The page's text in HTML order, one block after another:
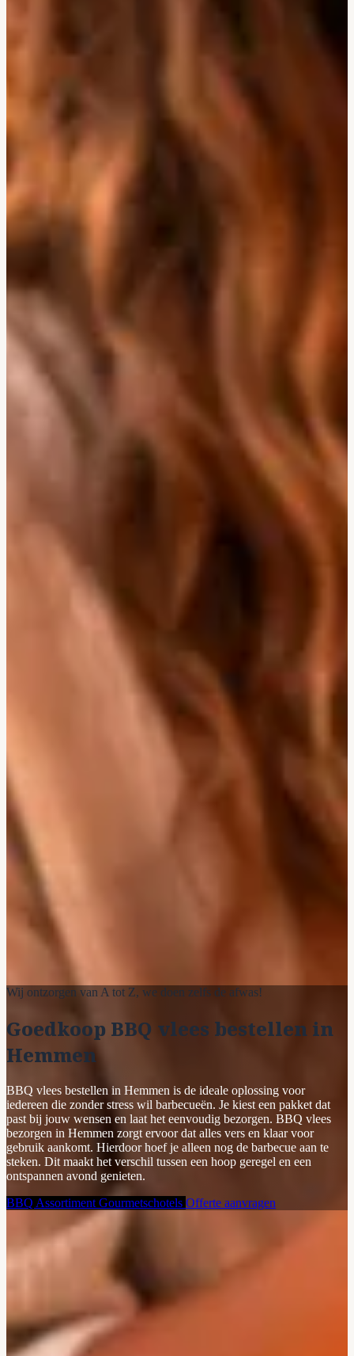
Wij ontzorgen van A tot Z, we doen zelfs de afwas!
Goedkoop BBQ vlees bestellen in
Hemmen
BBQ vlees bestellen in Hemmen is de ideale oplossing voor
iedereen die zonder stress wil barbecueën. Je kiest een pakket dat
past bij jouw wensen en laat het eenvoudig bezorgen. BBQ vlees
bezorgen in Hemmen zorgt ervoor dat alles vers en klaar voor
gebruik aankomt. Hierdoor hoef je alleen nog de barbecue aan te
steken. Dit maakt het verschil tussen een hoop geregel en een
ontspannen avond genieten.
BBQ Assortiment Gourmetschotels Offerte aanvragen